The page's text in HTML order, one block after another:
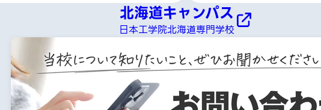
北海道キャンパス
日本工学院北海道専門学校